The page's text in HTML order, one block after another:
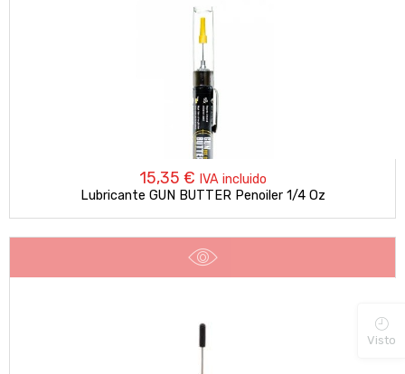
15,35 € IVA incluido
Lubricante GUN BUTTER Penoiler 1/4 Oz
Visto